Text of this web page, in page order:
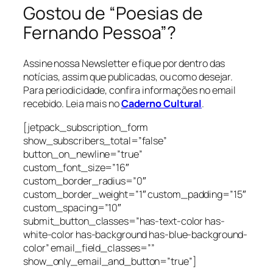
Gostou de “Poesias de
Fernando Pessoa”?
Assine nossa Newsletter e fique por dentro das
notícias, assim que publicadas, ou como desejar.
Para periodicidade, confira informações no email
recebido. Leia mais noCaderno Cultural.
[jetpack_subscription_form
show_subscribers_total=”false”
button_on_newline=”true”
custom_font_size=”16″
custom_border_radius=”0″
custom_border_weight=”1″ custom_padding=”15″
custom_spacing=”10″
submit_button_classes=”has-text-color has-
white-color has-background has-blue-background-
color” email_field_classes=””
show_only_email_and_button=”true”]